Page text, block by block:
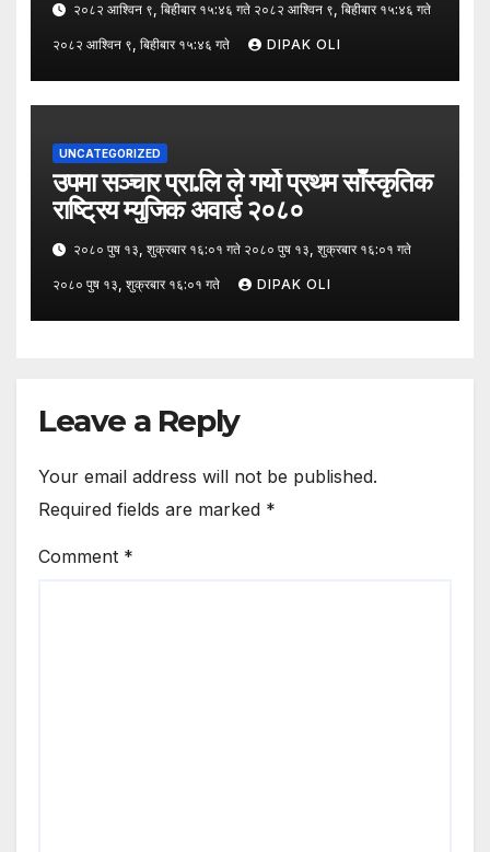
२०८२ आश्विन ९, बिहीबार १५:४६ गते २०८२ आश्विन ९, बिहीबार १५:४६ गते
२०८२ आश्विन ९, बिहीबार १५:४६ गते DIPAK OLI
UNCATEGORIZED
उपमा सञ्चार प्रा.लि ले गर्यो प्रथम साँस्कृतिक
राष्ट्रिय म्युजिक अवार्ड २०८०
२०८० पुष १३, शुक्रबार १६:०१ गते २०८० पुष १३, शुक्रबार १६:०१ गते
२०८० पुष १३, शुक्रबार १६:०१ गते DIPAK OLI
Leave a Reply
Your email address will not be published.
Required fields are marked *
Comment *